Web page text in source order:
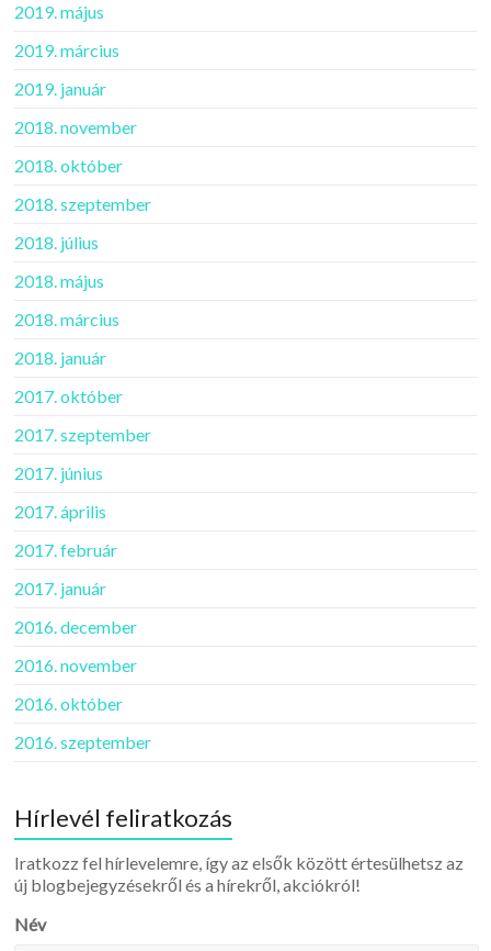
2019. május
2019. március
2019. január
2018. november
2018. október
2018. szeptember
2018. július
2018. május
2018. március
2018. január
2017. október
2017. szeptember
2017. június
2017. április
2017. február
2017. január
2016. december
2016. november
2016. október
2016. szeptember
Hírlevél feliratkozás
Iratkozz fel hírlevelemre, így az elsők között értesülhetsz az
új blogbejegyzésekről és a hírekről, akciókról!
Név